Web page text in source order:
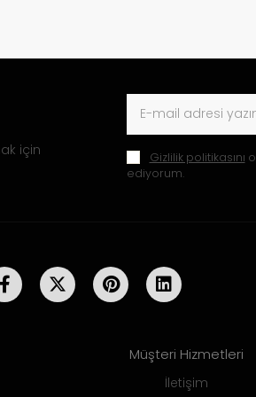
için
Gizlilik politikasını
ediyorum.
Müşteri Hizmetleri
İletişim